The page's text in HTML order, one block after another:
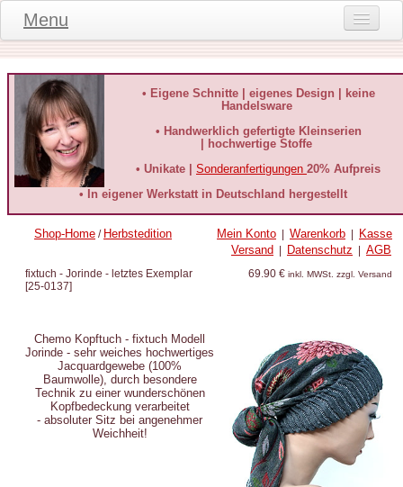
Menu
Produktinformationen
Kundeninformationen
häufige Fragen
Kontakt
Datenschutz
• Eigene Schnitte | eigenes Design | keine
Handelsware
• Handwerklich gefertigte Kleinserien
| hochwertige Stoffe
• Unikate | Sonderanfertigungen 20% Aufpreis
• In eigener Werkstatt in Deutschland hergestellt
Shop-Home / Herbstedition Mein Konto Warenkorb
Kasse
Versand
Datenschutz AGB
fixtuch - Jorinde - letztes Exemplar
[25-0137]
69.90 € inkl. MWSt. zzgl. Versand
Chemo Kopftuch - fixtuch Modell
Jorinde - sehr weiches hochwertiges
Jacquardgewebe (100%
Baumwolle), durch besondere
Technik zu einer wunderschönen
Kopfbedeckung verarbeitet
- absoluter Sitz bei angenehmer
Weichheit!